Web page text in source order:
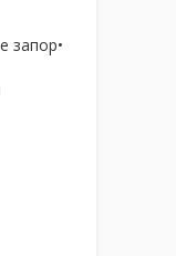
запор•